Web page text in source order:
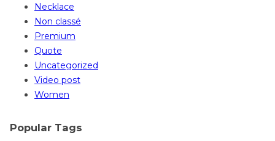
Necklace
Non classé
Premium
Quote
Uncategorized
Video post
Women
Popular Tags